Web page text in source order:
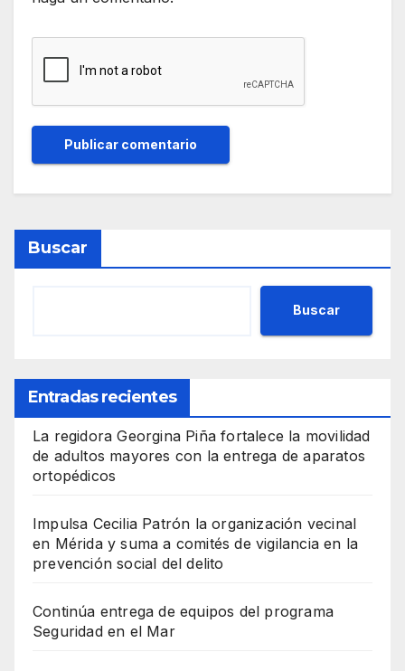
Buscar
Buscar
Entradas recientes
La regidora Georgina Piña fortalece la movilidad
de adultos mayores con la entrega de aparatos
ortopédicos
Impulsa Cecilia Patrón la organización vecinal
en Mérida y suma a comités de vigilancia en la
prevención social del delito
Continúa entrega de equipos del programa
Seguridad en el Mar